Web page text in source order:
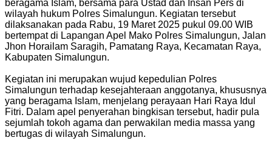
beragama Islam, bersama para Ustad dan Insan Pers di
wilayah hukum Polres Simalungun. Kegiatan tersebut
dilaksanakan pada Rabu, 19 Maret 2025 pukul 09.00 WIB
bertempat di Lapangan Apel Mako Polres Simalungun, Jalan
Jhon Horailam Saragih, Pamatang Raya, Kecamatan Raya,
Kabupaten Simalungun.
Kegiatan ini merupakan wujud kepedulian Polres
Simalungun terhadap kesejahteraan anggotanya, khususnya
yang beragama Islam, menjelang perayaan Hari Raya Idul
Fitri. Dalam apel penyerahan bingkisan tersebut, hadir pula
sejumlah tokoh agama dan perwakilan media massa yang
bertugas di wilayah Simalungun.